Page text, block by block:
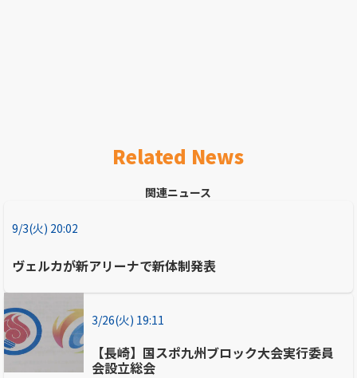
Related News
関連ニュース
9/3(火) 20:02
ヴェルカが新アリーナで新体制発表
3/26(火) 19:11
【長崎】国スポ九州ブロック大会実行委員
会設立総会